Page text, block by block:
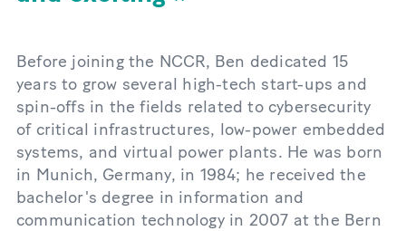
Before joining the NCCR, Ben dedicated 15
years to grow several high-tech start-ups and
spin-offs in the fields related to cybersecurity
of critical infrastructures, low-power embedded
systems, and virtual power plants. He was born
in Munich, Germany, in 1984; he received the
bachelor's degree in information and
communication technology in 2007 at the Bern